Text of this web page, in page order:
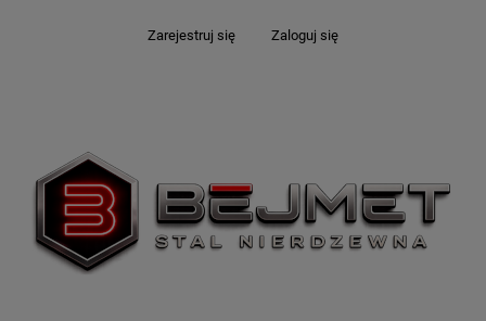
Zarejestruj się Zaloguj się